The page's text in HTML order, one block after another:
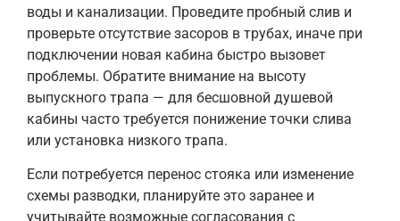
воды и канализации. Проведите пробный слив и
проверьте отсутствие засоров в трубах, иначе при
подключении новая кабина быстро вызовет
проблемы. Обратите внимание на высоту
выпускного трапа — для бесшовной душевой
кабины часто требуется понижение точки слива
или установка низкого трапа.
Если потребуется перенос стояка или изменение
схемы разводки, планируйте это заранее и
учитывайте возможные согласования с